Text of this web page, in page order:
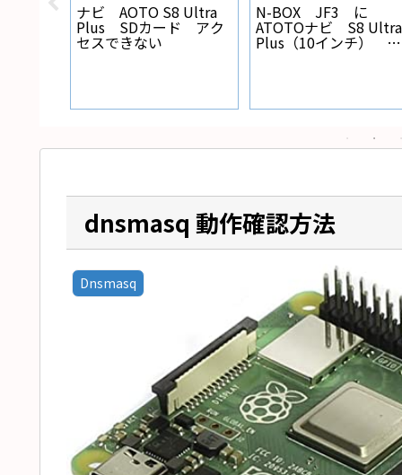
ナビ AOTO S8 Ultra
Plus SDカード アク
セスできない
N-BOX JF3 に
ATOTOナビ S8 Ultra
Plus（10インチ） を
取り付けた
dnsmasq 動作確認方法
Dnsmasq